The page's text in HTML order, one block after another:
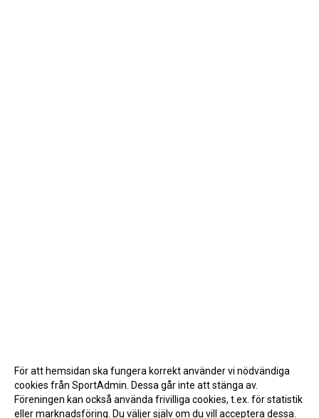
För att hemsidan ska fungera korrekt använder vi nödvändiga
cookies från SportAdmin. Dessa går inte att stänga av.
Föreningen kan också använda frivilliga cookies, t.ex. för statistik
eller marknadsföring. Du väljer själv om du vill acceptera dessa.